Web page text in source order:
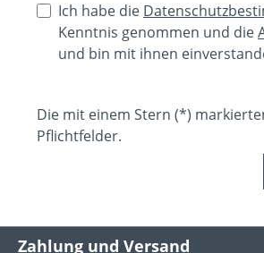
Ich habe die
Kenntnis genommen und die
und bin mit ihnen
Die mit einem Stern (*)
Pflichtfelder.
Zahlung und Versand